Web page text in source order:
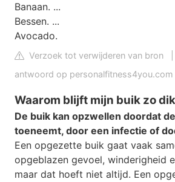
Banaan. ...
Bessen. ...
Avocado.
Verzoek tot verwijderen van bron
antwoord op personalfitness4you.com
Waarom blijft mijn buik zo
De buik kan opzwellen doordat
toeneemt, door een infectie of
Een opgezette buik gaat vaak
opgeblazen gevoel, winderigheid
maar dat hoeft niet altijd. Een